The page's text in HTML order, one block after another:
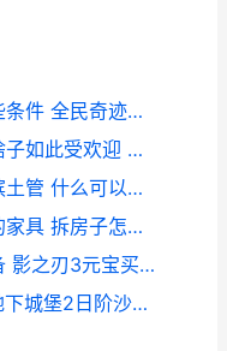
全民奇迹天赋开启需要预备哪些条件 全民奇迹天赋加点全加满好吗
航海王热血航线众生相任务为啥子如此受欢迎 航海王热血航线藏宝图位置大全
啥子方式可以成功当上率土之滨土管 什么可以成为
该怎么有效地拆卸摩尔庄园中的家具 拆房子怎么拆最快
影之刃元宝能不能用于购买装备 影之刃3元宝买装备
地下城堡2日阶转职需要多久 地下城堡2日阶沙子怎么获得